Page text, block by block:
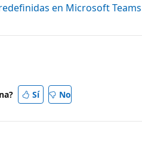
en Microsoft Teams
Sí No